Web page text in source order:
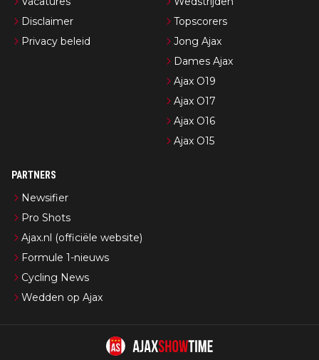
Disclaimer
Privacy beleid
Topscorers
Jong Ajax
Dames Ajax
Ajax O19
Ajax O17
Ajax O16
Ajax O15
PARTNERS
Newsifier
Pro Shots
Ajax.nl (officiële website)
Formule 1-nieuws
Cycling News
Wedden op Ajax